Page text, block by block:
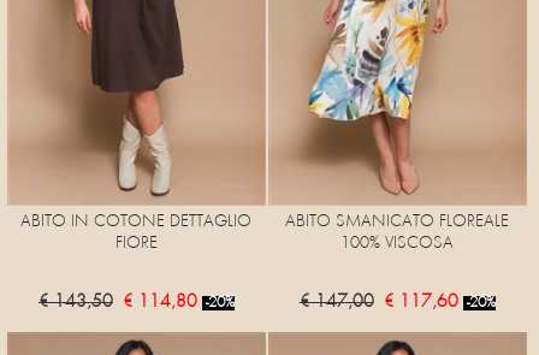
ABITO IN COTONE DETTAGLIO
FIORE
€ 143,50 € 114,80 -20%
ABITO SMANICATO FLOREALE
100% VISCOSA
€ 147,00 € 117,60 -20%